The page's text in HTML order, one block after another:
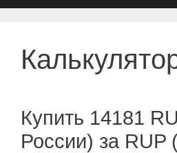
Купить 14181
России) за